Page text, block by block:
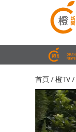
首頁 / 橙TV/